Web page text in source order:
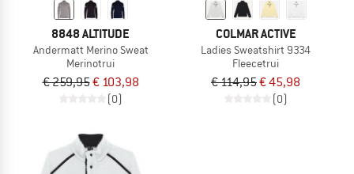
8848 ALTITUDE
Andermatt Merino Sweat
Merinotrui
€ 259,95€ 103,98
(0)
COLMAR ACTIVE
Ladies Sweatshirt 9334
Fleecetrui
€ 114,95€ 45,98
(0)